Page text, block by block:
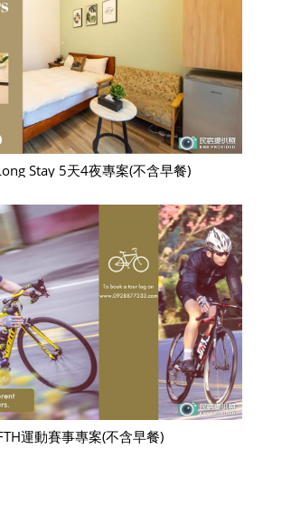
Stay 5天4夜專案(不含早餐)
運動賽事專案(不含早餐)